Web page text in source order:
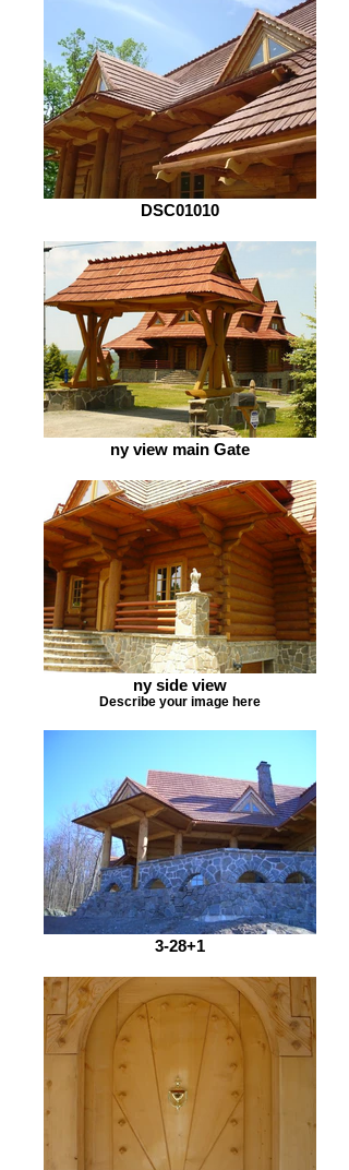
DSC01010
ny view main Gate
ny side view
Describe your image here
3-28+1